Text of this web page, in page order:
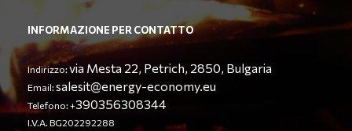
INFORMAZIONE PER CONTATTO
Indirizzo:via Mesta 22, Petrich, 2850, Bulgaria
Email:salesit@energy-economy.eu
Telefono: +390356308344
I.V.A. BG202292288